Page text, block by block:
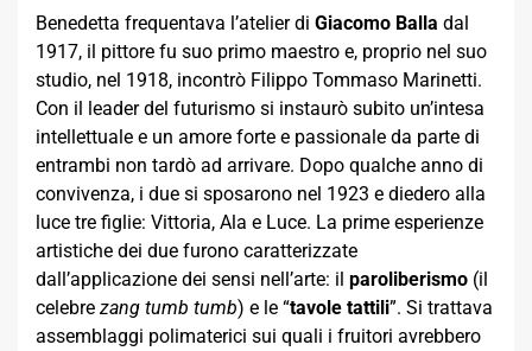
Benedetta frequentava l’atelier di Giacomo Balla dal
1917, il pittore fu suo primo maestro e, proprio nel suo
studio, nel 1918, incontrò Filippo Tommaso Marinetti.
Con il leader del futurismo si instaurò subito un’intesa
intellettuale e un amore forte e passionale da parte di
entrambi non tardò ad arrivare. Dopo qualche anno di
convivenza, i due si sposarono nel 1923 e diedero alla
luce tre figlie: Vittoria, Ala e Luce. La prime esperienze
artistiche dei due furono caratterizzate
dall’applicazione dei sensi nell’arte: il paroliberismo (il
celebre zang tumb tumb) e le “tavole tattili”. Si trattava
assemblaggi polimaterici sui quali i fruitori avrebbero